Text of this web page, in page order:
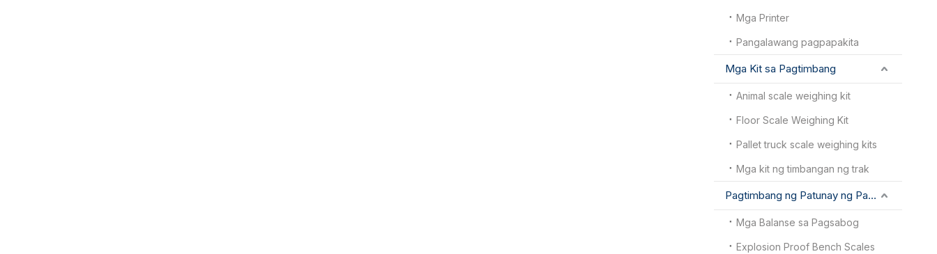
Mga Printer
Pangalawang pagpapakita
Mga Kit sa Pagtimbang
Animal scale weighing kit
Floor Scale Weighing Kit
Pallet truck scale weighing kits
Mga kit ng timbangan ng trak
Pagtimbang ng Patunay ng Pagsabog
Mga Balanse sa Pagsabog
Explosion Proof Bench Scales